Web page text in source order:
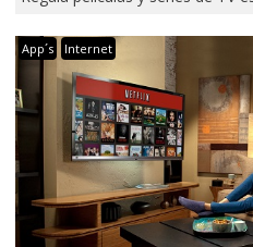
App´s Internet